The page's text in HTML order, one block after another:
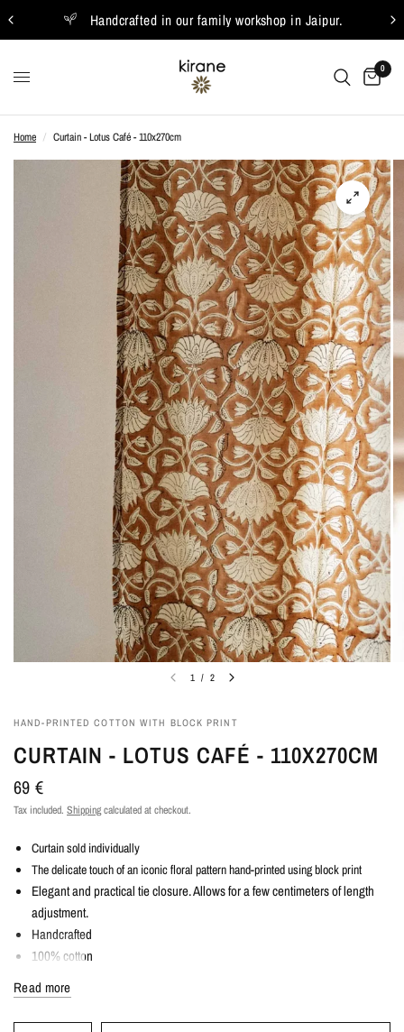
Handcrafted in our family workshop in Jaipur.
0
Home / Curtain - Lotus Café - 110x270cm
1 / 2
HAND-PRINTED COTTON WITH BLOCK PRINT
CURTAIN - LOTUS CAFÉ - 110X270CM
69 €
Tax included. Shippingcalculated at checkout.
Curtain sold individually
The delicate touch of an iconic floral pattern hand-printed using block print
Elegant and practical tie closure. Allows for a few centimeters of length
adjustment.
Handcrafted
100% cotton
Ideal for your living room or bedroom windows, or to dress up a closet
Delicate hand wash or machine wash at 30°C, gentle ironing on the
reverse side
Read more